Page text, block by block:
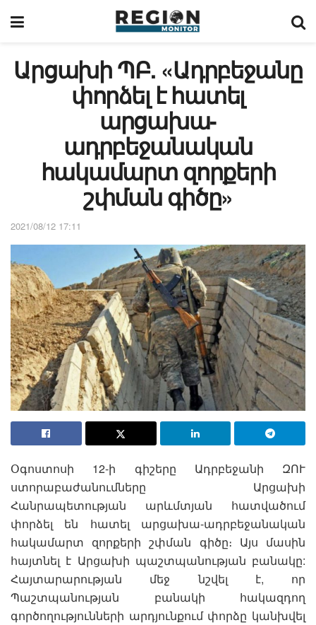
Արցախի ՊԲ. «Ադրբեջանը
փորձել է հատել
արցախա-
ադրբեջանական
հակամարտ զորքերի
շփման գիծը»
2021/08/12 17:11
Օգոստոսի 12-ի գիշերը Ադրբեջանի ԶՈՒ
ստորաբաժանումները Արցախի
Հանրապետության արևմտյան հատվածում
փորձել են հատել արցախա-ադրբեջանական
հակամարտ զորքերի շփման գիծը։ Այս մասին
հայտնել է Արցախի պաշտպանության բանակը:
Հայտարարության մեջ նշվել է, որ
Պաշտպանության բանակի հակազդող
գործողությունների արդյունքում փորձը կանխվել